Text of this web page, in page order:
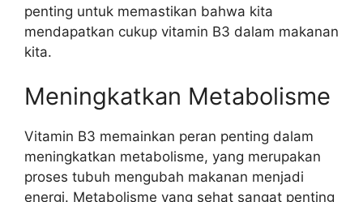
penting untuk memastikan bahwa kita
mendapatkan cukup vitamin B3 dalam makanan
kita.
Meningkatkan Metabolisme
Vitamin B3 memainkan peran penting dalam
meningkatkan metabolisme, yang merupakan
proses tubuh mengubah makanan menjadi
energi. Metabolisme yang sehat sangat penting